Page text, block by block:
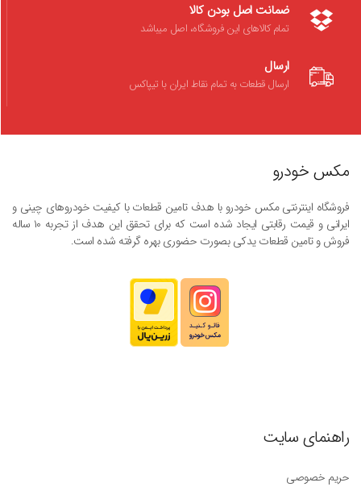
ضمانت اصل بودن کالا
تمام کالاهای این فروشگاه، اصل میباشد
ارسال
ارسال قطعات به تمام نقاط ایران با تیپاکس
مکس خودرو
فروشگاه اینترنتی مکس خودرو با هدف تامین قطعات با کیفیت خودروهای چینی و
ایرانی و قیمت رقابتی ایجاد شده است که برای تحقق این هدف از تجربه ۱۰ ساله
فروش و تامین قطعات یدکی بصورت حضوری بهره گرفته شده است.
راهنمای سایت
حریم خصوصی